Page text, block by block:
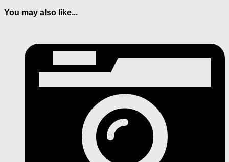
You may also like...